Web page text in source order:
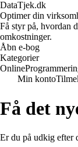
DataTjek.dk
Optimer din
Få styr på, hvordan
omkostninger.
Åbn e-bog
Kategorier
Online
Min konto
Få det
Er du på udkig efter